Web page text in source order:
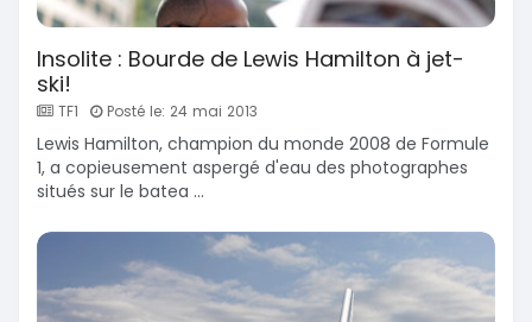
Insolite : Bourde de Lewis Hamilton à jet-
ski!
TF1 Posté le: 24 mai 2013
Lewis Hamilton, champion du monde 2008 de Formule
1, a copieusement aspergé d'eau des photographes
situés sur le batea ...